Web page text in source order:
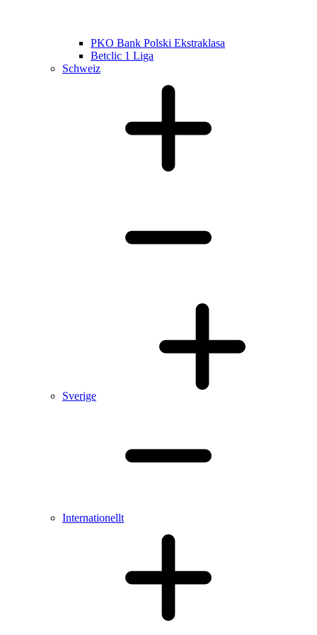
PKO Bank Polski Ekstraklasa
Betclic 1 Liga
Schweiz
Sverige
Internationellt